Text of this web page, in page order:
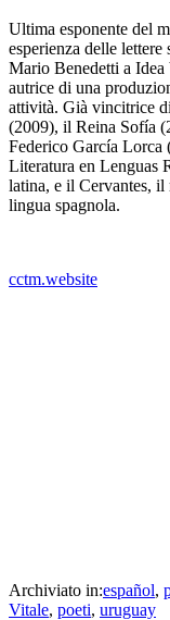
Ultima esponente del
esperienza delle
Mario Benedetti a Idea
autrice di una
attività. Già vincitrice
(2009), il Reina Sofía
Federico García Lorca
Literatura en Lenguas
latina, e il Cervantes, il
lingua spagnola.
cctm.website
Archiviato in:español,
Vitale, poeti, uruguay